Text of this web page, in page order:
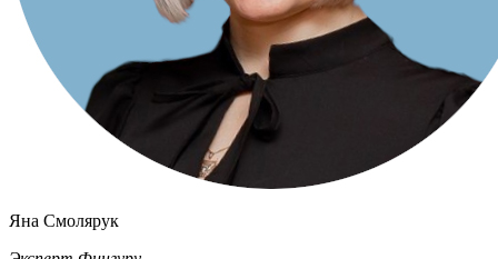
Яна Смолярук